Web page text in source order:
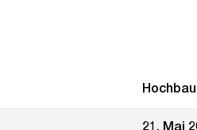
21. Mai